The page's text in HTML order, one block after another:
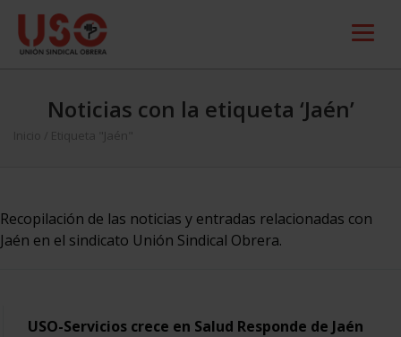
Noticias con la etiqueta ‘Jaén’
Inicio Etiqueta "Jaén"
Recopilación de las noticias y entradas relacionadas con
Jaén en el sindicato Unión Sindical Obrera.
USO-Servicios crece en Salud Responde de Jaén